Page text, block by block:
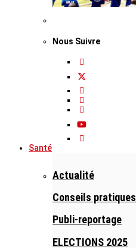
Nous Suivre
Santé
Actualité
Conseils pratiques
Publi-reportage
ELECTIONS 2025